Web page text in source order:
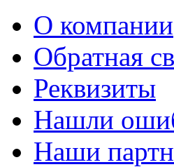
О компании
Обратная
Реквизиты
Нашли
Наши